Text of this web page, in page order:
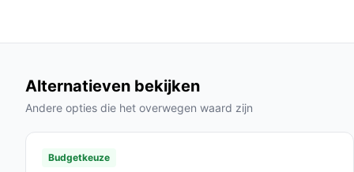
Geluidsniveau: 30 dB:
storende factor te zijn.
Alternatieven bekijken
Andere opties die het overwegen waard zijn
Budgetkeuze